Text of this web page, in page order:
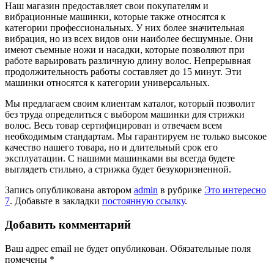
Наш магазин предоставляет свои покупателям и
вибрационные машинки, которые также относятся к
категории профессиональных. У них более значительная
вибрация, но из всех видов они наиболее бесшумные. Они
имеют съемные ножи и насадки, которые позволяют при
работе варьировать различную длину волос. Непрерывная
продолжительность работы составляет до 15 минут. Эти
машинки относятся к категории универсальных.
Мы предлагаем своим клиентам каталог, который позволит
без труда определиться с выбором машинки для стрижки
волос. Весь товар сертифицирован и отвечаем всем
необходимым стандартам. Мы гарантируем не только высокое
качество нашего товара, но и длительный срок его
эксплуатации. С нашими машинками вы всегда будете
выглядеть стильно, а стрижка будет безукоризненной.
Запись опубликована автором admin в рубрике Это интересно
7. Добавьте в закладки постоянную ссылку.
Добавить комментарий
Ваш адрес email не будет опубликован. Обязательные поля
помечены *